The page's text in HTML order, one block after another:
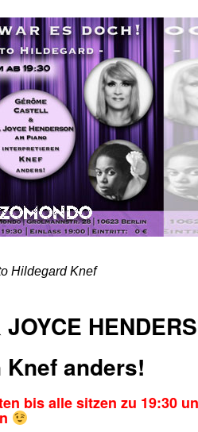
Hildegard Knef
anders!
bis alle sitzen zu 19:30